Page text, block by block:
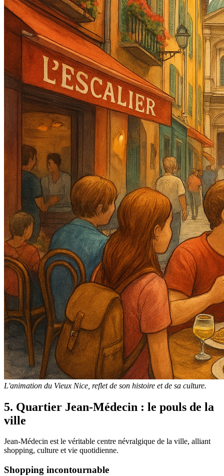
L'animation du Vieux Nice, reflet de son histoire et de sa culture.
5. Quartier Jean-Médecin : le pouls de la
ville
Jean-Médecin est le véritable centre névralgique de la ville, alliant
shopping, culture et vie quotidienne.
Shopping incontournable